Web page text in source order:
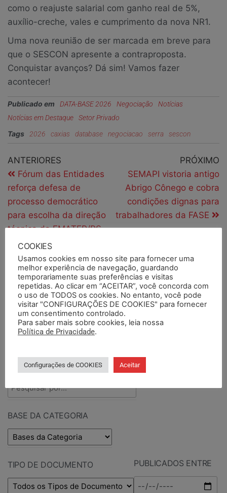
como o reajuste salarial com ganho real de 5%,
auxílio-creche, vales e cumprimento da nova NR1.
Uma nova reunião de ser marcada em breve para
que o SESCON apresente a contraproposta.
Conquistar avanços? Dá sim! Vamos fazer
acontecer!
Publicado em DATA-BASE 2026 Negociação
Notícias
Notícias em Destaque
Setor Privado
Tags 2026 caxias database negociacao serra sescon
ANTERIORES
Fórum das Entidades
reforça defesa de
processo democrático
para escolha da direção
técnica da EMATER/RS
ASCAR
PRÓXIMO
SEMAPI vistoria antigo
Abrigo Cônego e cobra
condições dignas para
trabalhadores da FASE
PESQUISAR
PESQUISAR DOCUMENTOS
PESQUISAR POR TERMOS
BASE DA CATEGORIA
TIPO DE DOCUMENTO PUBLICADOS ENTRE
COOKIES
Usamos cookies em nosso site para fornecer uma
melhor experiência de navegação, guardando
temporariamente suas preferências e visitas
repetidas. Ao clicar em “ACEITAR”, você concorda com
o uso de TODOS os cookies. No entanto, você pode
visitar "CONFIGURAÇÕES DE COOKIES" para fornecer
um consentimento controlado.
Para saber mais sobre cookies, leia nossa
Política de Privacidade.
Configurações de COOKIES Aceitar